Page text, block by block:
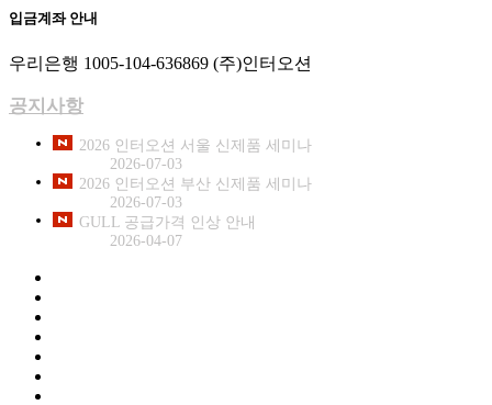
입금계좌 안내
우리은행 1005-104-636869 (주)인터오션
공지사항
2026 인터오션 서울 신제품 세미나
2026-07-03
2026 인터오션 부산 신제품 세미나
2026-07-03
GULL 공급가격 인상 안내
2026-04-07